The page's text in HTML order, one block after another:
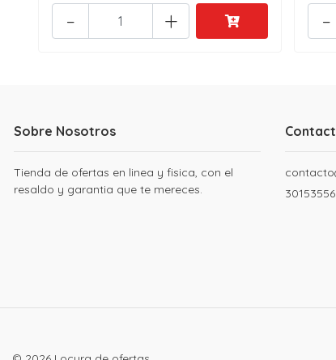
+
- -
Sobre Nosotros
Tienda de ofertas en linea y fisica, con el
resaldo y garantia que te mereces.